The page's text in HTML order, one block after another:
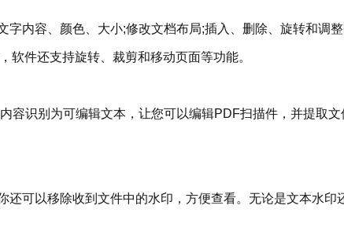
内容、颜色、大小;修改文档布局;插入、删除、旋转和调整
软件还支持旋转、裁剪和移动页面等功能。
识别为可编辑文本，让您可以编辑PDF扫描件，并提取文
可以移除收到文件中的水印，方便查看。无论是文本水印